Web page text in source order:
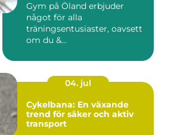
Gym på Öland erbjuder
något för alla
träningsentusiaster, oavsett
om du &...
04. jul
Cykelbana: En växande
trend för säker och aktiv
transport